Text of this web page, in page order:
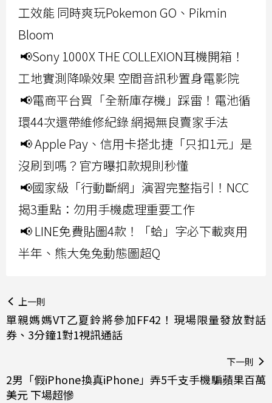
工效能 同時爽玩Pokemon GO、Pikmin
Bloom
📢Sony 1000X THE COLLEXION耳機開箱！
工地實測降噪效果 空間音訊秒置身電影院
📢電商平台買「全新庫存機」踩雷！電池循
環44次還帶維修紀錄 網揭無良賣家手法
📢 Apple Pay、信用卡搭北捷「只扣1元」是
沒刷到嗎？官方曝扣款規則秒懂
📢國家級「行動斷網」演習完整指引！NCC
揭3重點：勿用手機處理重要工作
📢 LINE免費貼圖4款！「蛤」字必下載爽用
半年、熊大兔兔動態圖超Q
上一則
單親媽媽VT乙夏鈴將參加FF42！現場限量發放對話
券、3分鐘1對1視訊通話
下一則
2男「假iPhone換真iPhone」弄5千支手機騙蘋果百萬
美元 下場超慘